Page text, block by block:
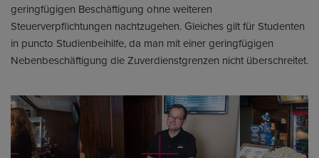
geringfügigen Beschäftigung ohne weiteren
Steuerverpflichtungen nachtzugehen. Gleiches gilt für Studenten
in puncto Studienbeihilfe, da man mit einer geringfügigen
Nebenbeschäftigung die Zuverdienstgrenzen nicht überschreitet.